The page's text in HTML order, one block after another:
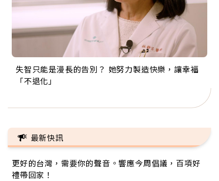
失智只能是漫長的告別？ 她努力製造快樂，讓幸福
「不退化」
來自剛果的巧克力神父 為台灣奉獻36年 「台灣是我
的家，我連作夢都講台語！」
63歲卸矽谷副總、搬回台灣找快樂！「蛋黃哥小
丑」走進安養院，逗樂上萬爺奶：退休後才開始真
104歲打破金氏世界紀錄 成為全球最年長羽球選
手，分享長壽的秘密原來是「這個」
事業巔峰他選擇追夢…黑手阿伯拉小提琴還登上小
巨蛋！連CNN都大讚！
最新快訊
更好的台灣，需要你的聲音。響應今周倡議，百項好
禮帶回家！